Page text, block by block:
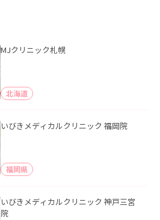
MJクリニック札幌
北海道
いびきメディカルクリニック 福岡院
福岡県
いびきメディカルクリニック 神戸三宮
院